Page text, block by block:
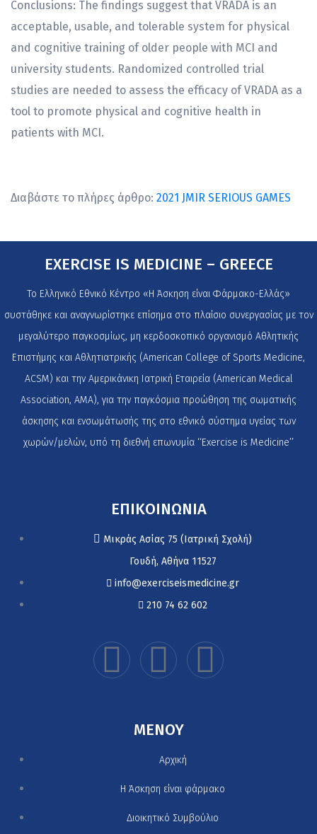
Conclusions: The findings suggest that VRADA is an
acceptable, usable, and tolerable system for physical
and cognitive training of older people with MCI and
university students. Randomized controlled trial
studies are needed to assess the efficacy of VRADA as a
tool to promote physical and cognitive health in
patients with MCI.
Διαβάστε το πλήρες άρθρο: 2021 JMIR SERIOUS GAMES
EXERCISE IS MEDICINE – GREECE
Το Ελληνικό Εθνικό Κέντρο «Η Άσκηση είναι Φάρμακο-Ελλάς»
συστάθηκε και αναγνωρίστηκε επίσημα στο πλαίσιο συνεργασίας με τον
μεγαλύτερο παγκοσμίως, μη κερδοσκοπικό οργανισμό Αθλητικής
Επιστήμης και Αθλητιατρικής (American College of Sports Medicine,
ACSM) και την Αμερικάνικη Ιατρική Εταιρεία (American Medical
Association, AMA), για την παγκόσμια προώθηση της σωματικής
άσκησης και ενσωμάτωσής της στο εθνικό σύστημα υγείας των
χωρών/μελών, υπό τη διεθνή επωνυμία ‘‘Exercise is Medicine’’
ΕΠΙΚΟΙΝΩΝΙΑ
Μικράς Ασίας 75 (Ιατρική Σχολή)
Γουδή, Αθήνα 11527
info@exerciseismedicine.gr
210 74 62 602
MENOY
Αρχική
H Άσκηση είναι φάρμακο
Διοικητικό Συμβούλιο